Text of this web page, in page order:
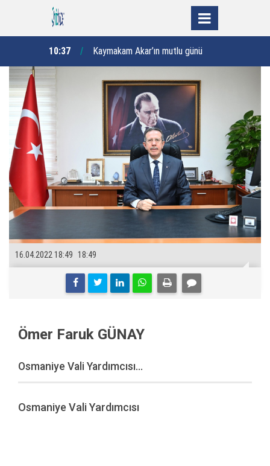
10:37 Kaymakam Akar’ın mutlu günü
18:49
16.04.2022 18:49
Ömer Faruk GÜNAY
Osmaniye Vali Yardımcısı...
Osmaniye Vali Yardımcısı